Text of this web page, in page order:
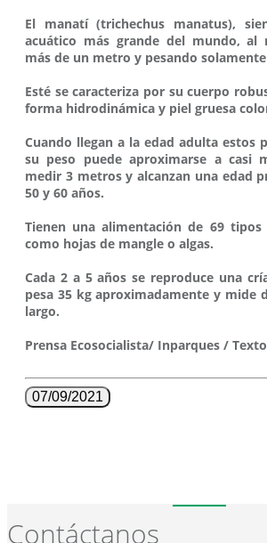
El manatí (trichechus manatus),
acuático más grande del mundo, al
más de un metro y pesando
Esté se caracteriza por su cuerpo
forma hidrodinámica y piel gruesa
Cuando llegan a la edad adulta estos
su peso puede aproximarse a casi
medir 3 metros y alcanzan una edad
50 y 60 años.
Tienen una alimentación de 69
como hojas de mangle o algas.
Cada 2 a 5 años se reproduce una
pesa 35 kg aproximadamente y mide
largo.
Prensa Ecosocialista/ Inparques /
07/09/2021
Contáctanos